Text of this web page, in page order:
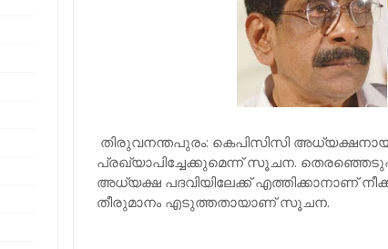
തിരുവനന്തപുരം: കെപിസിസി
പ്രഖ്യാപിച്ചേക്കുമെന്ന് സൂചന.
അധ്യക്ഷ പദവിയിലേക്ക് എത്തിക്കാനാണ്
തീരുമാനം എടുത്തതായാണ് സൂചന.